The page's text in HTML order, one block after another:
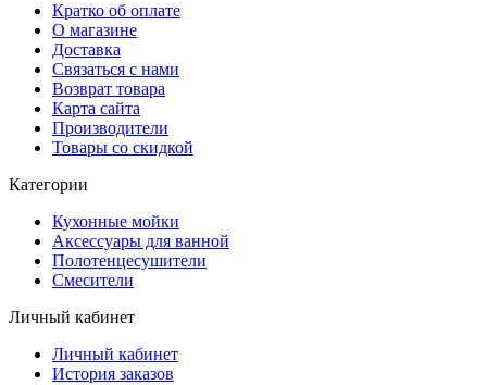
Кратко об оплате
О магазине
Доставка
Связаться с нами
Возврат товара
Карта сайта
Производители
Товары со скидкой
Категории
Кухонные мойки
Аксессуары для ванной
Полотенцесушители
Смесители
Личный кабинет
Личный кабинет
История заказов